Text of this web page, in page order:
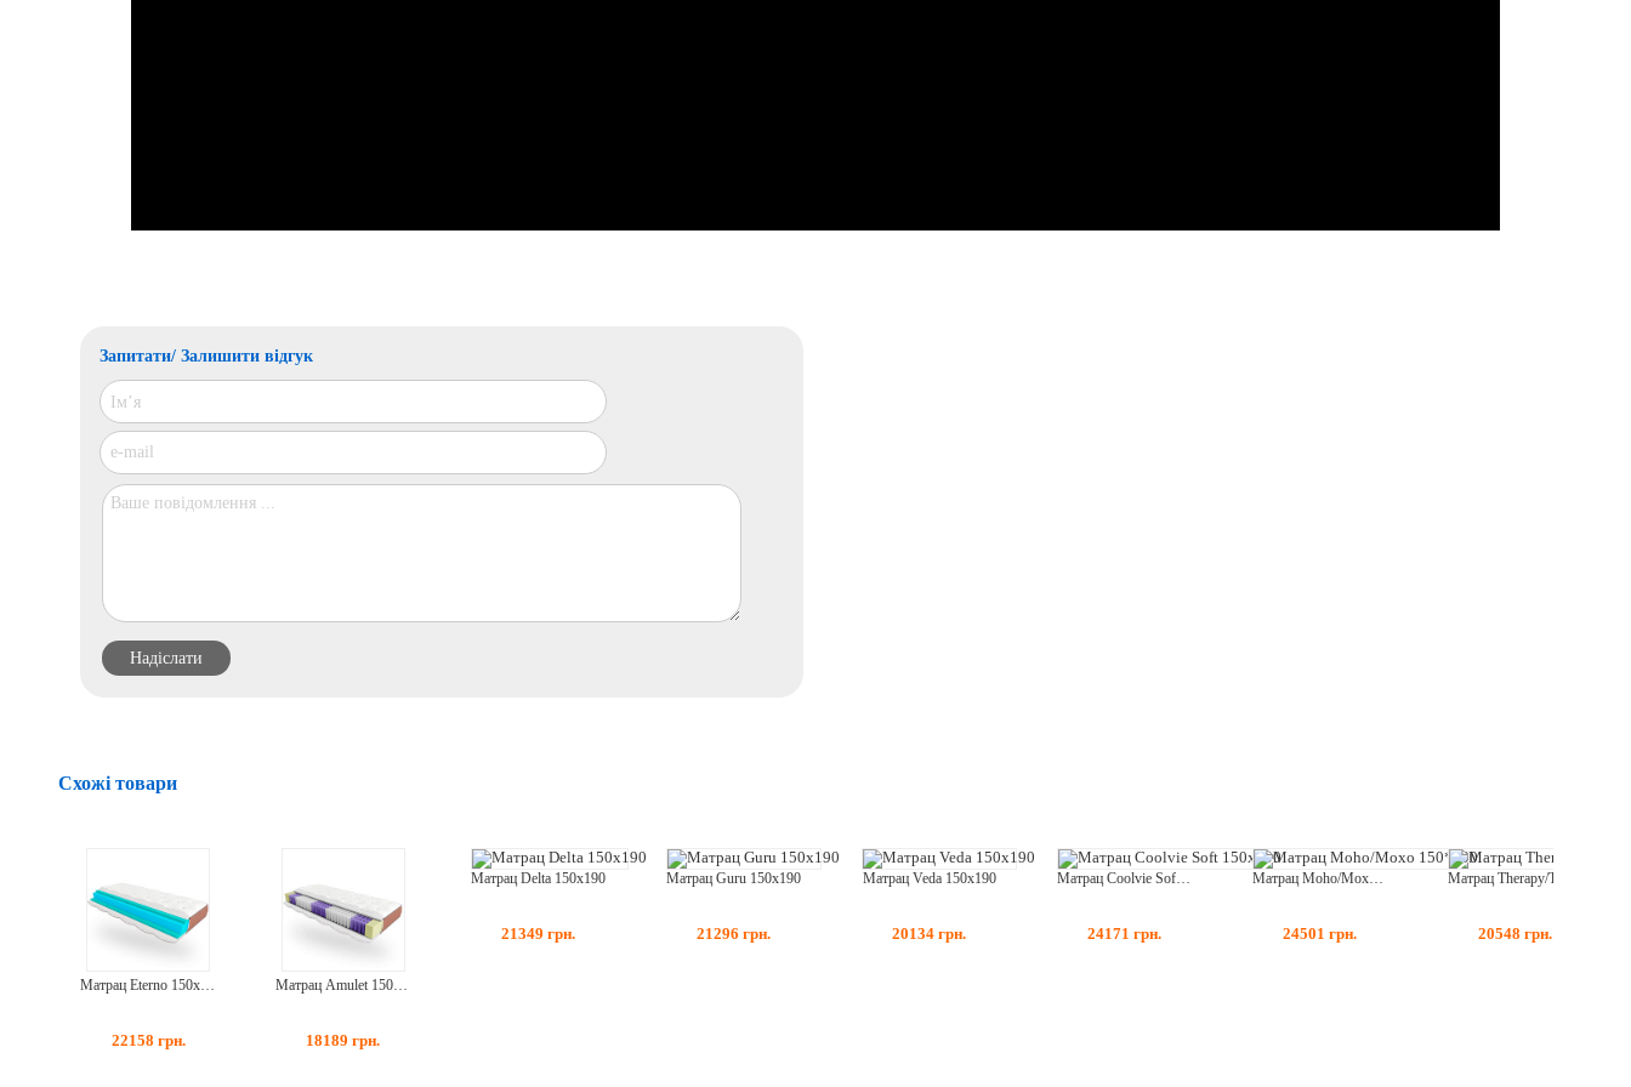
Запитати/ Залишити відгук
Схожі товари
22158 грн. 18189 грн.
Матрац Delta 150x190
21349 грн.
Матрац Guru 150x190
21296 грн.
Матрац Veda 150x190
20134 грн.
Матрац Coolvie Soft 150x190
24171 грн.
Матрац Moho/Мохо 150*190
24501 грн. 20548 грн.